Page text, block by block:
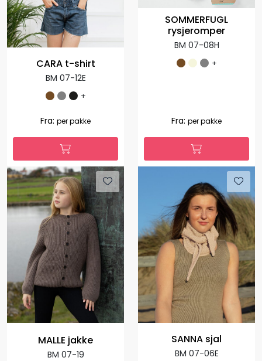
CARA t-shirt
BM 07-12E
+
Fra: per pakke
SOMMERFUGL
rysjeromper
BM 07-08H
+
Fra: per pakke
MALLE jakke
BM 07-19
SANNA sjal
BM 07-06E